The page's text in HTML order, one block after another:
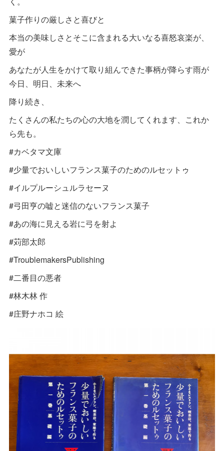
菓子作りの厳しさと喜びと
本当の美味しさとそこに含まれる大いなる喜怒哀楽が、
愛が
あなたが人生をかけて取り組んできた事柄が降らす雨が
今日、明日、未来へ
降り続き、
たくさんの私たちの心の大地を潤してくれます、これか
ら先も。
#カベタマ文庫
#少量でおいしいフランス菓子のためのルセットゥ
#イルプルーシュルラセーヌ
#弓田亨の嘘と迷信のないフランス菓子
#あの海に見える岩に弓を射よ
#苅部太郎
#TroublemakersPublishing
#二番目の悪者
#林木林 作
#庄野ナホコ 絵